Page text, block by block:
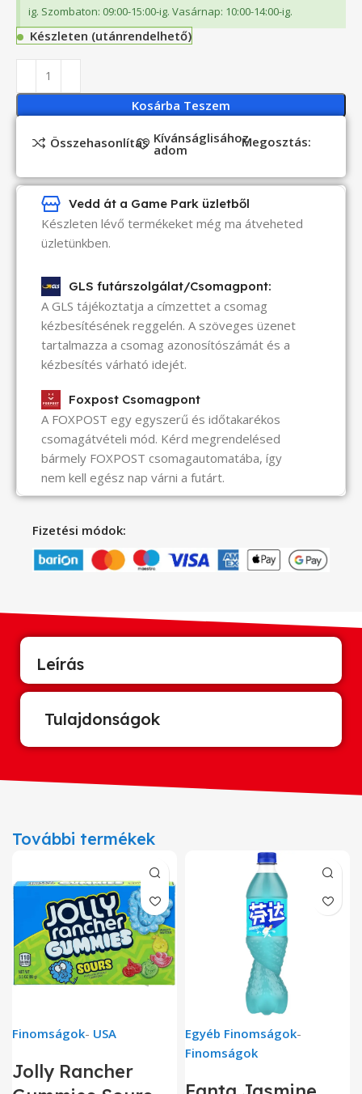
ig. Szombaton: 09:00-15:00-ig. Vasárnap: 10:00-14:00-ig.
Készleten (utánrendelhető)
Kosárba Teszem
Összehasonlítás Kívánságlisához
adom Megosztás:
Vedd át a Game Park üzletből
Készleten lévő termékeket még ma átveheted
üzletünkben.
GLS futárszolgálat/Csomagpont:
A GLS tájékoztatja a címzettet a csomag
kézbesítésének reggelén. A szöveges üzenet
tartalmazza a csomag azonosítószámát és a
kézbesítés várható idejét.
Foxpost Csomagpont
A FOXPOST egy egyszerű és időtakarékos
csomagátvételi mód. Kérd megrendelésed
bármely FOXPOST csomagautomatába, így
nem kell egész nap várni a futárt.
Fizetési módok:
Leírás
Tulajdonságok
További termékek
Finomságok- USA
Jolly Rancher
Egyéb Finomságok-
Finomságok